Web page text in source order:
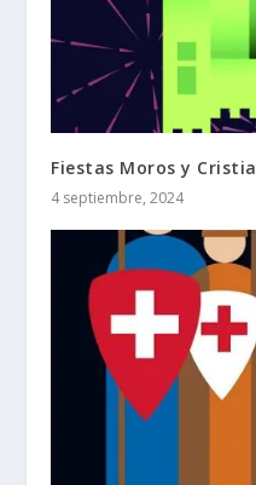
Fiestas Moros y
4 septiembre, 2024